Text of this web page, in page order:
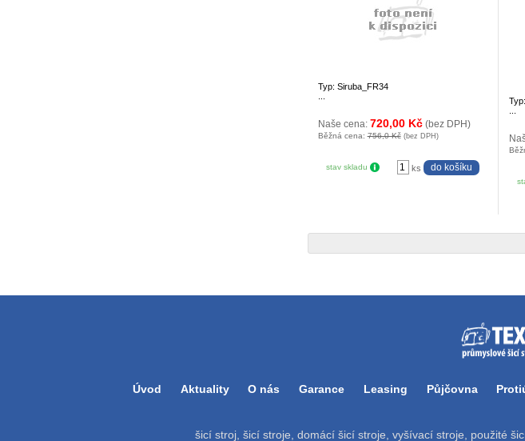
Typ: Siruba_FR34
Naše cena: 720,00 Kč (bez DPH)
Běžná cena:756,0 Kč (bez DPH)
stav skladu ks
Úvod Aktuality O nás Garance Leasing Půjčovna
šicí stroj, šicí stroje, domácí šicí stroje, vyšívací stroje, použité